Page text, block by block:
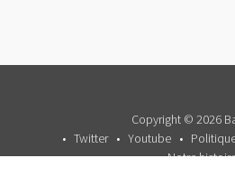
Copyright © 2026
Twitter
Youtube
Notre